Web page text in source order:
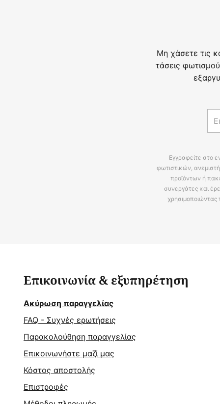
Μη χάσετε τις
τάσεις
Εγγραφείτε στο
φωτιστικών,
προϊόντων ή
συνεργάτες και
χρησιμοποιώντας
Επικοινωνία & εξυπηρέτηση
Ακύρωση παραγγελίας
FAQ - Συχνές ερωτήσεις
Παρακολούθηση παραγγελίας
Επικοινωνήστε μαζί μας
Κόστος αποστολής
Επιστροφές